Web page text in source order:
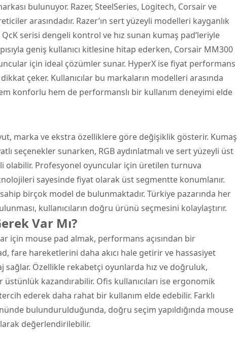
bulunuyor. Razer, SteelSeries, Logitech, Corsair ve
arasındadır. Razer’ın sert yüzeyli modelleri kayganlık
QcK serisi dengeli kontrol ve hız sunan kumaş pad’leriyle
geniş kullanıcı kitlesine hitap ederken, Corsair MM300
için ideal çözümler sunar. HyperX ise fiyat performans
çeker. Kullanıcılar bu markaların modelleri arasında
konforlu hem de performanslı bir kullanım deneyimi elde
marka ve ekstra özelliklere göre değişiklik gösterir. Kumaş
seçenekler sunarken, RGB aydınlatmalı ve sert yüzeyli üst
olabilir. Profesyonel oyuncular için üretilen turnuva
sayesinde fiyat olarak üst segmentte konumlanır.
birçok model de bulunmaktadır. Türkiye pazarında her
kullanıcıların doğru ürünü seçmesini kolaylaştırır.
Var Mı?
için mouse pad almak, performans açısından bir
fare hareketlerini daha akıcı hale getirir ve hassasiyet
Özellikle rekabetçi oyunlarda hız ve doğruluk,
üstünlük kazandırabilir. Ofis kullanıcıları ise ergonomik
ederek daha rahat bir kullanım elde edebilir. Farklı
bulundurulduğunda, doğru seçim yapıldığında mouse
değerlendirilebilir.